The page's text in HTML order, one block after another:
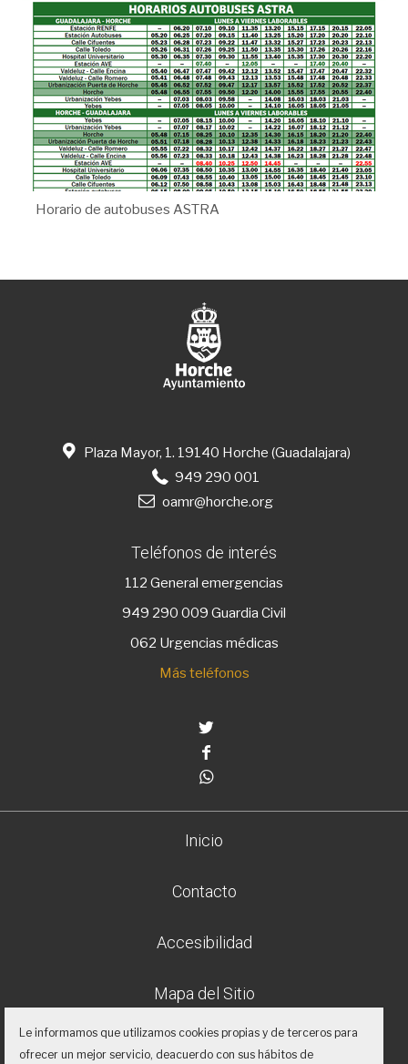
Horario de autobuses ASTRA
Plaza Mayor, 1. 19140 Horche (Guadalajara)
949 290 001
oamr@horche.org
Teléfonos de interés
112 General emergencias
949 290 009 Guardia Civil
062 Urgencias médicas
Más teléfonos
Inicio
Contacto
Accesibilidad
Mapa del Sitio
Aviso legal
Le informamos que utilizamos cookies propias y de terceros para
ofrecer un mejor servicio, deacuerdo con sus hábitos de